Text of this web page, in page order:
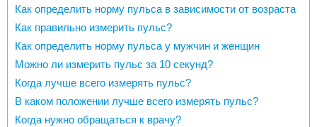
Как определить норму пульса в зависимости от возраста
Как правильно измерить пульс?
Как определить норму пульса у мужчин и женщин
Можно ли измерить пульс за 10 секунд?
Когда лучше всего измерять пульс?
В каком положении лучше всего измерять пульс?
Когда нужно обращаться к врачу?